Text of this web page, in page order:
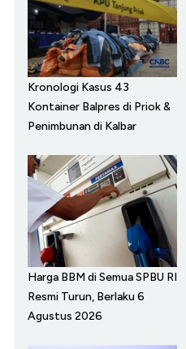
Kronologi Kasus 43
Kontainer Balpres di Priok &
Penimbunan di Kalbar
Harga BBM di Semua SPBU RI
Resmi Turun, Berlaku 6
Agustus 2026